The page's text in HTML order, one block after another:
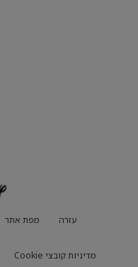
עזרה מפת אתר
מדיניות קובצי Cookie